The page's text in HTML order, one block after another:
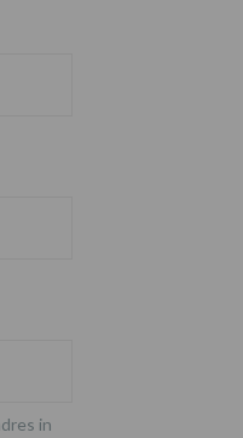
in